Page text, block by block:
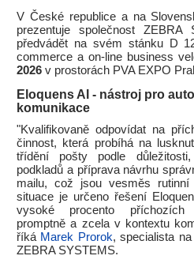
V České republice a na
prezentuje společnost
předvádět na svém stánku D
commerce a on-line business
2026 v prostorách PVA EXPO
Eloquens AI - nástroj pro
komunikace
"Kvalifikovaně odpovídat na
činnost, která probíhá na
třídění pošty podle
podkladů a příprava návrhu
mailu, což jsou vesměs
situace je určeno řešení
vysoké procento příchozích
promptně a zcela v kontextu
říká Marek Prorok, specialista
ZEBRA SYSTEMS.